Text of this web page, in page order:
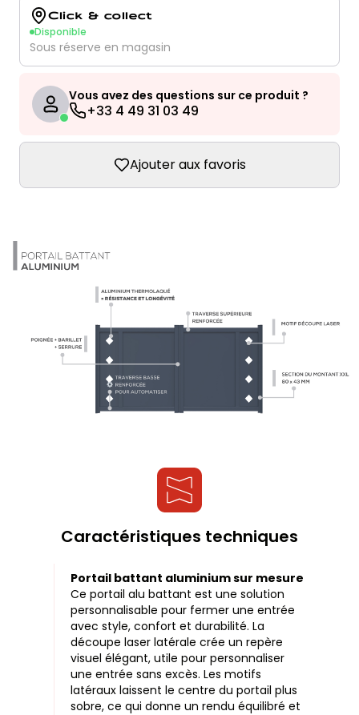
Click & collect
Disponible
Sous réserve en magasin
Vous avez des questions sur ce produit ?
+33 4 49 31 03 49
Ajouter aux favoris
Caractéristiques techniques
Portail battant aluminium sur mesure
Ce portail alu battant est une solution
personnalisable pour fermer une entrée
avec style, confort et durabilité. La
découpe laser latérale crée un repère
visuel élégant, utile pour personnaliser
une entrée sans excès. Les motifs
latéraux laissent le centre du portail plus
sobre, ce qui donne un rendu équilibré et